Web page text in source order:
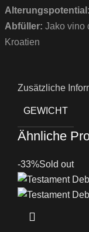
Alterungspotential:
Abfüller: Jako vino
Kroatien
Zusätzliche
GEWICHT
Ähnliche
-33%Sold out